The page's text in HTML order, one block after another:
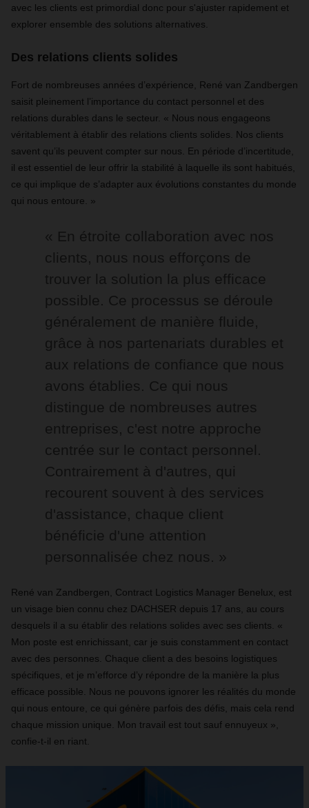
avec les clients est primordial donc pour s'ajuster rapidement et
explorer ensemble des solutions alternatives.
Des relations clients solides
Fort de nombreuses années d’expérience, René van Zandbergen
saisit pleinement l’importance du contact personnel et des
relations durables dans le secteur. « Nous nous engageons
véritablement à établir des relations clients solides. Nos clients
savent qu’ils peuvent compter sur nous. En période d’incertitude,
il est essentiel de leur offrir la stabilité à laquelle ils sont habitués,
ce qui implique de s’adapter aux évolutions constantes du monde
qui nous entoure. »
« En étroite collaboration avec nos
clients, nous nous efforçons de
trouver la solution la plus efficace
possible. Ce processus se déroule
généralement de manière fluide,
grâce à nos partenariats durables et
aux relations de confiance que nous
avons établies. Ce qui nous
distingue de nombreuses autres
entreprises, c'est notre approche
centrée sur le contact personnel.
Contrairement à d'autres, qui
recourent souvent à des services
d'assistance, chaque client
bénéficie d'une attention
personnalisée chez nous. »
René van Zandbergen, Contract Logistics Manager Benelux, est
un visage bien connu chez DACHSER depuis 17 ans, au cours
desquels il a su établir des relations solides avec ses clients. «
Mon poste est enrichissant, car je suis constamment en contact
avec des personnes. Chaque client a des besoins logistiques
spécifiques, et je m’efforce d’y répondre de la manière la plus
efficace possible. Nous ne pouvons ignorer les réalités du monde
qui nous entoure, ce qui génère parfois des défis, mais cela rend
chaque mission unique. Mon travail est tout sauf ennuyeux »,
confie-t-il en riant.